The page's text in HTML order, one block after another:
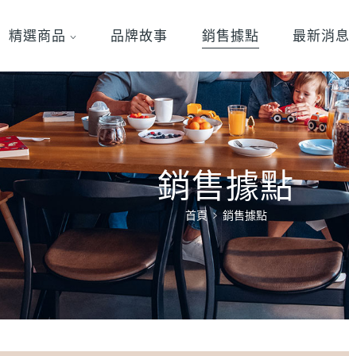
精選商品 品牌故事 銷售據點 最新消息
銷售據點
首頁 銷售據點